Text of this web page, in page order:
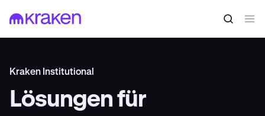
Kraken Institutional
Lösungen für